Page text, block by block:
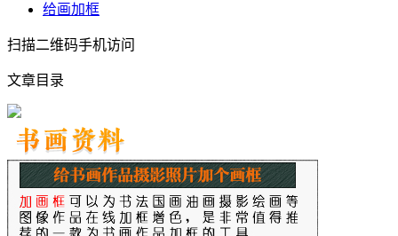
给画加框
扫描二维码手机访问
文章目录